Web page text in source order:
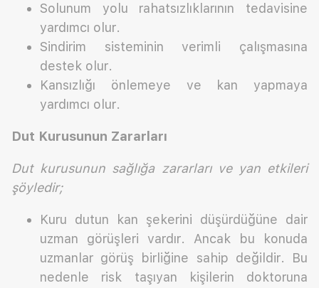
Solunum yolu rahatsızlıklarının tedavisine
yardımcı olur.
Sindirim sisteminin verimli çalışmasına
destek olur.
Kansızlığı önlemeye ve kan yapmaya
yardımcı olur.
Dut Kurusunun Zararları
Dut kurusunun sağlığa zararları ve yan etkileri
şöyledir;
Kuru dutun kan şekerini düşürdüğüne dair
uzman görüşleri vardır. Ancak bu konuda
uzmanlar görüş birliğine sahip değildir. Bu
nedenle risk taşıyan kişilerin doktoruna